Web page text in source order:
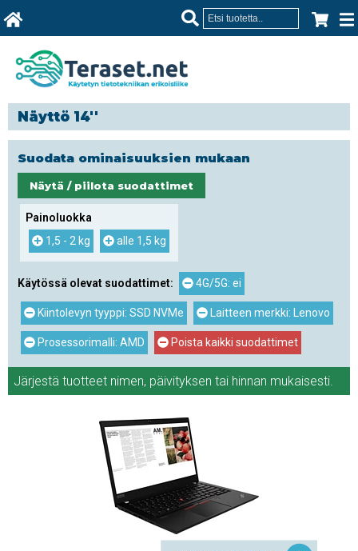
Näyttö 14''
Suodata ominaisuuksien mukaan
Näytä / piilota suodattimet
Painoluokka
1,5 - 2 kg
alle 1,5 kg
Käytössä olevat suodattimet: 4G/5G: ei
Kiintolevyn tyyppi: SSD NVMe Laitteen merkki: Lenovo
Prosessorimalli: AMD Poista kaikki suodattimet
Järjestä tuotteet nimen, päivityksen tai hinnan mukaisesti.